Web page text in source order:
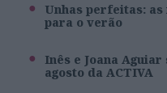
Unhas perfeitas:
para o verão
Inês e Joana Aguiar
agosto da ACTIVA